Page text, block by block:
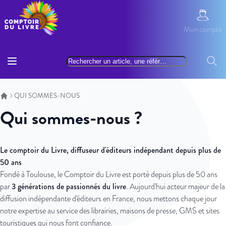
Allez au contenu
Rechercher
Mon
Mon compte
QUI SOMMES-NOUS
Qui sommes-nous ?
Le comptoir du Livre, diffuseur d'éditeurs indépendant depuis plus de
50 ans
Fondé à Toulouse, le Comptoir du Livre est porté depuis plus de 50 ans
par3 générations de passionnés du livre. Aujourd'hui acteur majeur de la
diffusion indépendante d'éditeurs en France, nous mettons chaque jour
notre expertise au service des librairies, maisons de presse, GMS et sites
touristiques qui nous font confiance.